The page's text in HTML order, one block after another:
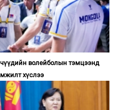
волейболын тэмцээнд
хүслээ